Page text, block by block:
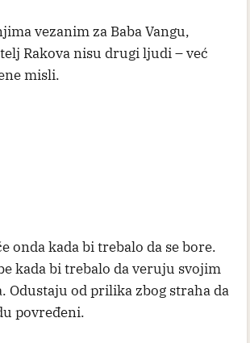
vezanim za Baba Vangu,
Rakova nisu drugi ljudi – već
misli.
onda kada bi trebalo da se bore.
kada bi trebalo da veruju svojim
Odustaju od prilika zbog straha da
povređeni.